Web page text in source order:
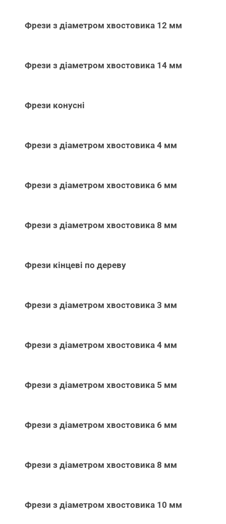
Фрези з діаметром хвостовика 12 мм
Фрези з діаметром хвостовика 14 мм
Фрези конусні
Фрези з діаметром хвостовика 4 мм
Фрези з діаметром хвостовика 6 мм
Фрези з діаметром хвостовика 8 мм
Фрези кінцеві по дереву
Фрези з діаметром хвостовика 3 мм
Фрези з діаметром хвостовика 4 мм
Фрези з діаметром хвостовика 5 мм
Фрези з діаметром хвостовика 6 мм
Фрези з діаметром хвостовика 8 мм
Фрези з діаметром хвостовика 10 мм